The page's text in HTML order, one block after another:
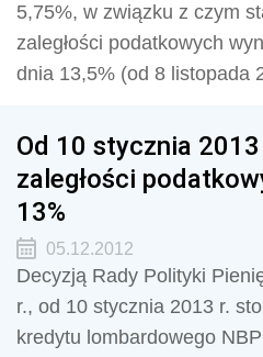
5,75%, w związku z czym
zaległości podatkowych
dnia 13,5% (od 8 listopada
Od 10 stycznia
zaległości
13%
05.12.2012
Decyzją Rady Polityki
r., od 10 stycznia 2013 r.
kredytu lombardowego